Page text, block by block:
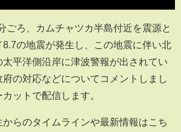
ごろ、カムチャツカ半島付近を震源と
の地震が発生し、この地震に伴い北
平洋側沿岸に津波警報が出されてい
の対応などについてコメントしまし
ットで配信します。
からのタイムラインや最新情報はこち